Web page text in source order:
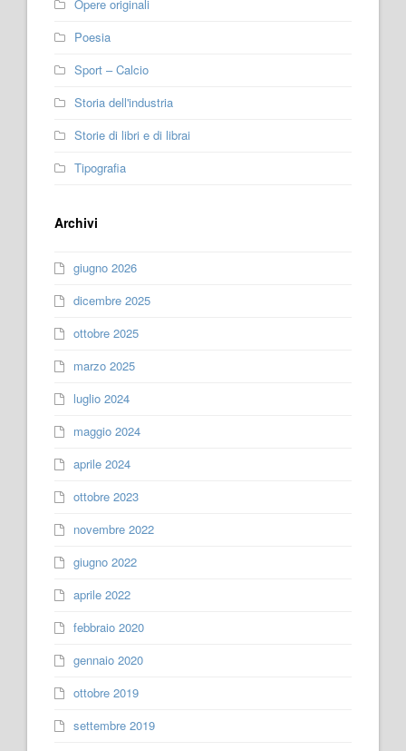
Opere originali
Poesia
Sport – Calcio
Storia dell'industria
Storie di libri e di librai
Tipografia
Archivi
giugno 2026
dicembre 2025
ottobre 2025
marzo 2025
luglio 2024
maggio 2024
aprile 2024
ottobre 2023
novembre 2022
giugno 2022
aprile 2022
febbraio 2020
gennaio 2020
ottobre 2019
settembre 2019